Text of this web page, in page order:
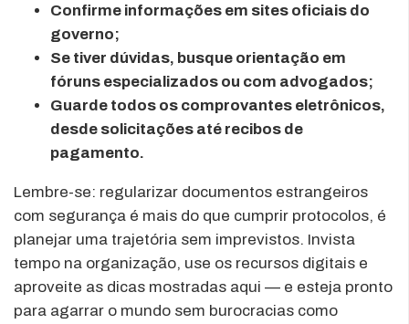
Confirme informações em sites oficiais do
governo;
Se tiver dúvidas, busque orientação em
fóruns especializados ou com advogados;
Guarde todos os comprovantes eletrônicos,
desde solicitações até recibos de
pagamento.
Lembre-se: regularizar documentos estrangeiros
com segurança é mais do que cumprir protocolos, é
planejar uma trajetória sem imprevistos. Invista
tempo na organização, use os recursos digitais e
aproveite as dicas mostradas aqui — e esteja pronto
para agarrar o mundo sem burocracias como